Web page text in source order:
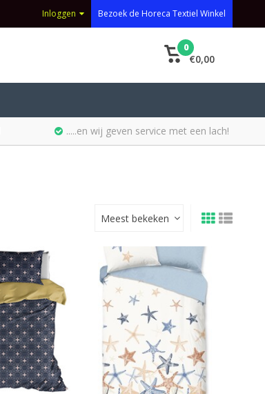
Inloggen Bezoek de Horeca Textiel Winkel
0
€0,00
.....en wij geven service met een lach!
Meest bekeken